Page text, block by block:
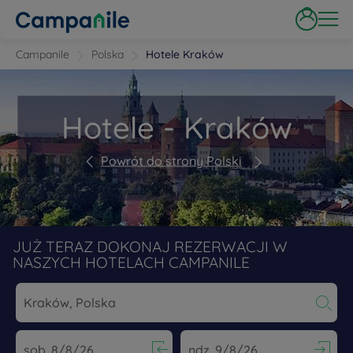
Campanile Polska Hotele Kraków
Hotele - Kraków
Powrót do strony Polski
JUŻ TERAZ DOKONAJ REZERWACJI W
NASZYCH HOTELACH CAMPANILE